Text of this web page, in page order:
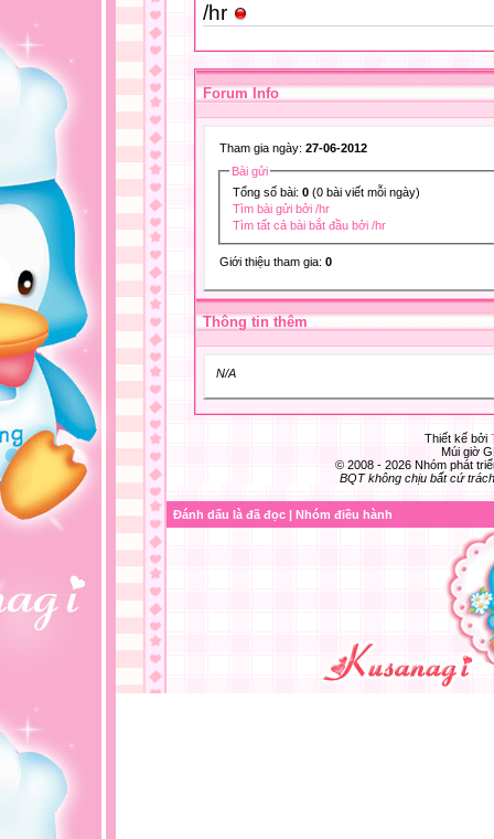
/hr
Forum Info
Tham gia ngày: 27-06-2012
Bài gửi
Tổng số bài:0 (0 bài viết mỗi ngày)
Tìm bài gửi bởi /hr
Tìm tất cả bài bắt đầu bởi /hr
Giới thiệu tham gia: 0
Thông tin thêm
N/A
Thiết kế bởi
Múi giờ
© 2008 - 2026 Nhóm phát
BQT không chịu bất cứ
Đánh dấu là đã đọc | Nhóm điều hành